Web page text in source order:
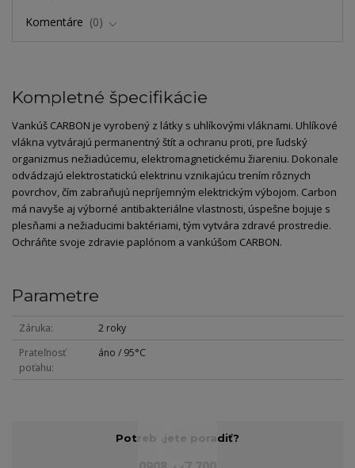
Komentáre
0
Kompletné špecifikácie
Vankúš CARBON je vyrobený z látky s uhlíkovými vláknami. Uhlíkové
vlákna vytvárajú permanentný štít a ochranu proti, pre ľudský
organizmus nežiadúcemu, elektromagnetickému žiareniu. Dokonale
odvádzajú elektrostatickú elektrinu vznikajúcu trením rôznych
povrchov, čím zabraňujú nepríjemným elektrickým výbojom. Carbon
má navyše aj výborné antibakteriálne vlastnosti, úspešne bojuje s
plesňami a nežiaducimi baktériami, tým vytvára zdravé prostredie.
Ochráňte svoje zdravie paplónom a vankúšom CARBON.
Parametre
Záruka
2 roky
Prateľnosť
poťahu
áno / 95°C
Potrebujete poradiť?